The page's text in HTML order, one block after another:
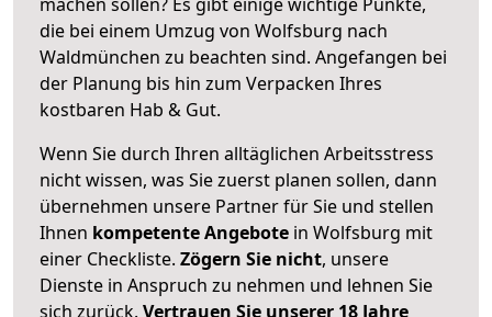
die bei einem Umzug von Wolfsburg nach
Waldmünchen zu beachten sind. Angefangen bei
der Planung bis hin zum Verpacken Ihres
kostbaren Hab & Gut.
Wenn Sie durch Ihren alltäglichen Arbeitsstress
nicht wissen, was Sie zuerst planen sollen, dann
übernehmen unsere Partner für Sie und stellen
Ihnen kompetente Angebote in Wolfsburg mit
einer Checkliste. Zögern Sie nicht, unsere
Dienste in Anspruch zu nehmen und lehnen Sie
sich zurück. Vertrauen Sie unserer 18 Jahre